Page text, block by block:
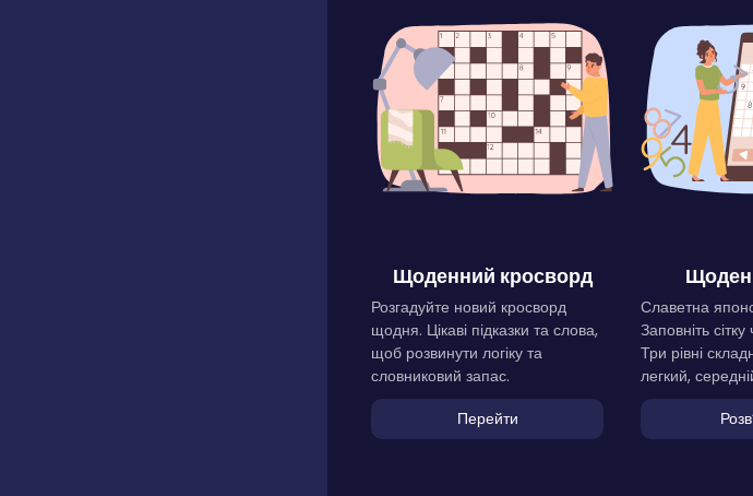
Щоденний кросворд
Розгадуйте новий кросворд
щодня. Цікаві підказки та слова,
щоб розвинути логіку та
словниковий запас.
Перейти
Славетна
Заповніть
Три рівні
легкий,